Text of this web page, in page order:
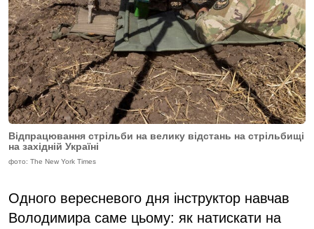
Відпрацювання стрільби на велику відстань на стрільбищі
на західній Україні
фото: The New York Times
Одного вересневого дня інструктор навчав
Володимира саме цьому: як натискати на